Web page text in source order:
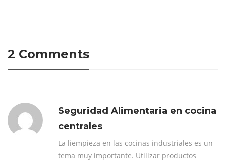
2 Comments
Seguridad Alimentaria en cocina
centrales
La liempieza en las cocinas industriales es un
tema muy importante. Utilizar productos